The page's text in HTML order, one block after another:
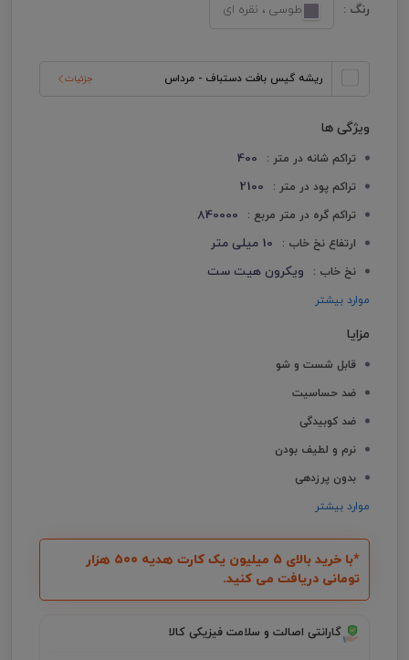
رنگ : طوسی ، نقره ای
ریشه گیس بافت دستباف - مرداس جزئیات
ویژگی ها
تراکم شانه در متر : 400
تراکم پود در متر : 2100
تراکم گره در متر مربع : 840000
ارتفاع نخ خاب : 10 میلی متر
نخ خاب : ویکرون هیت ست
موارد بیشتر
مزایا
قابل شست و شو
ضد حساسیت
ضد کوبیدگی
نرم و لطیف بودن
بدون پرزدهی
موارد بیشتر
*با خرید بالای 5 میلیون یک کارت هدیه ۵۰۰ هزار
تومانی دریافت می کنید.
گارانتی اصالت و سلامت فیزیکی کالا